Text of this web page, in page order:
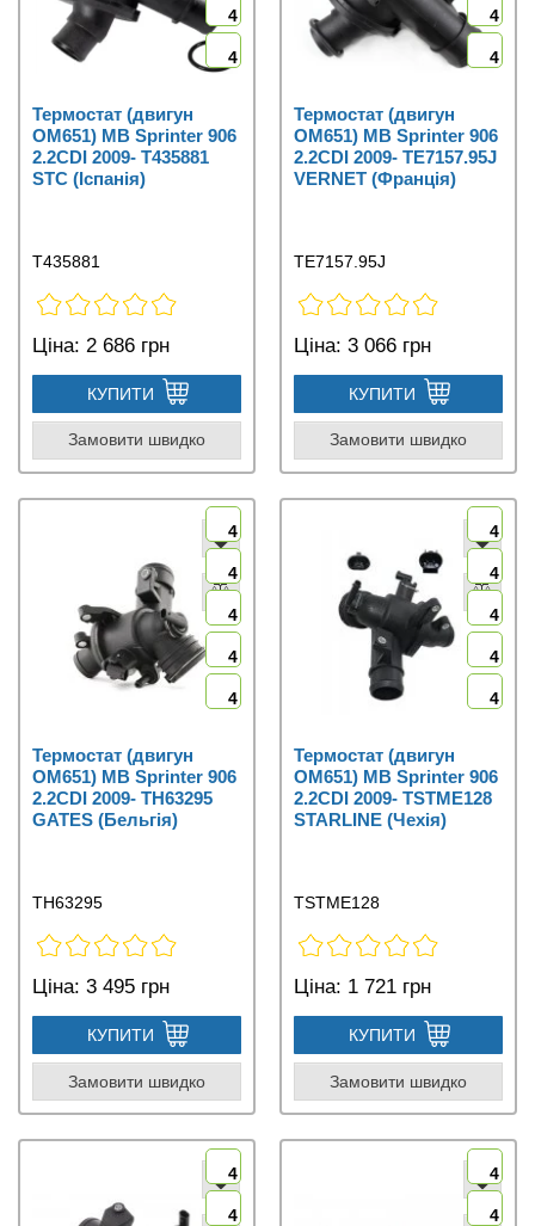
4
4
Термостат (двигун
OM651) MB Sprinter 906
2.2CDI 2009- T435881
STC (Іспанія)
T435881
Ціна: 2 686 грн
КУПИТИ
Замовити швидко
4
4
Термостат (двигун
OM651) MB Sprinter 906
2.2CDI 2009- TE7157.95J
VERNET (Франція)
TE7157.95J
Ціна: 3 066 грн
КУПИТИ
Замовити швидко
4
4
4
4
4
Термостат (двигун
OM651) MB Sprinter 906
2.2CDI 2009- TH63295
GATES (Бельгія)
TH63295
Ціна: 3 495 грн
КУПИТИ
Замовити швидко
4
4
4
4
4
Термостат (двигун
OM651) MB Sprinter 906
2.2CDI 2009- TSTME128
STARLINE (Чехія)
TSTME128
Ціна: 1 721 грн
КУПИТИ
Замовити швидко
4
4
4
4